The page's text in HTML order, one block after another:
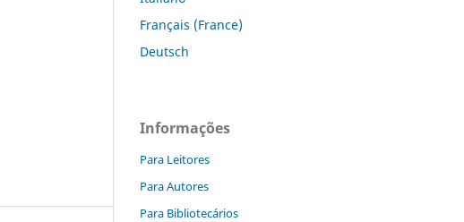
Français (France)
Deutsch
Informações
Para Leitores
Para Autores
Para Bibliotecários